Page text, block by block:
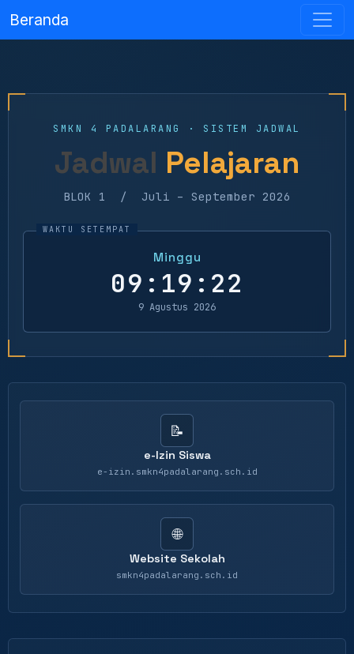
Beranda
SMKN 4 PADALARANG · SISTEM JADWAL
Jadwal Pelajaran
BLOK 1 / Juli – September 2026
Minggu
09:19:22
9 Agustus 2026
📝
e-Izin Siswa
e-izin.smkn4padalarang.sch.id
🌐
Website Sekolah
smkn4padalarang.sch.id